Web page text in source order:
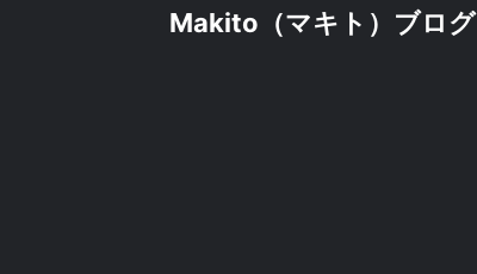
Makito（マキト）ブログ